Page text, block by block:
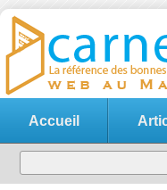
Accueil